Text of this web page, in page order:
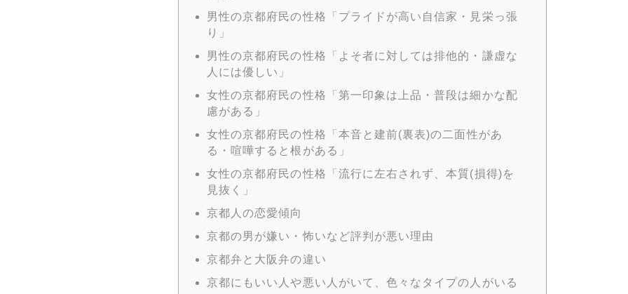
男性の京都府民の性格「プライドが高い自信家・見栄っ張
り」
男性の京都府民の性格「よそ者に対しては排他的・謙虚な
人には優しい」
女性の京都府民の性格「第一印象は上品・普段は細かな配
慮がある」
女性の京都府民の性格「本音と建前(裏表)の二面性があ
る・喧嘩すると根がある」
女性の京都府民の性格「流行に左右されず、本質(損得)を
見抜く」
京都人の恋愛傾向
京都の男が嫌い・怖いなど評判が悪い理由
京都弁と大阪弁の違い
京都にもいい人や悪い人がいて、色々なタイプの人がいる